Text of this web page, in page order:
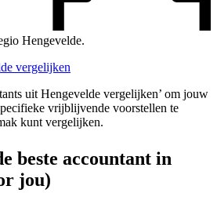
Hengevelde.
vergelijken
uit Hengevelde vergelijken’ om jouw
vrijblijvende voorstellen te
kunt vergelijken.
beste accountant in
jou)